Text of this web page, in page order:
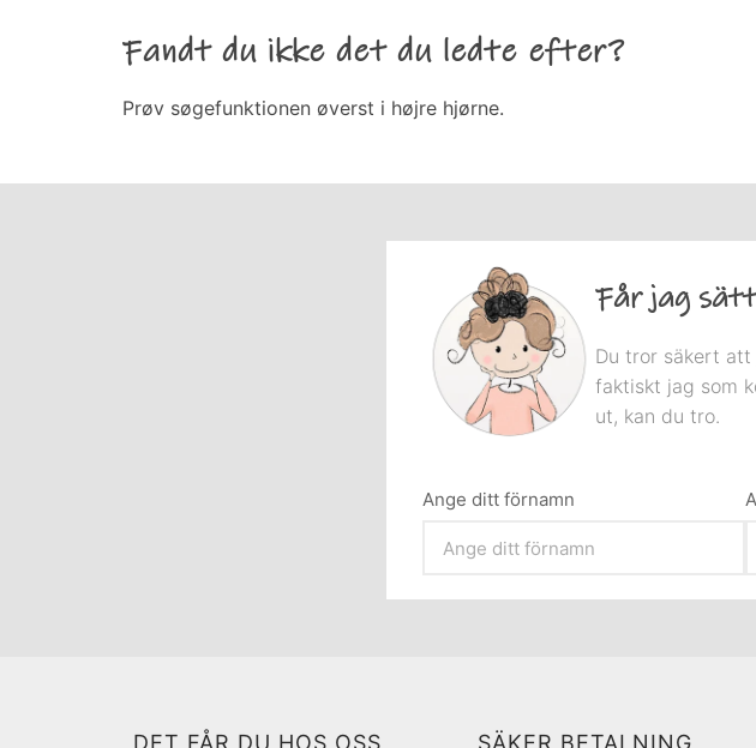
Fandt du ikke det du ledte efter?
Prøv søgefunktionen øverst i højre hjørne.
Får jag
Du tror säkert
faktiskt jag som
ut, kan du tro.
Ange ditt förnamn
DET FÅR DU HOS OSS SÄKER BETALNING